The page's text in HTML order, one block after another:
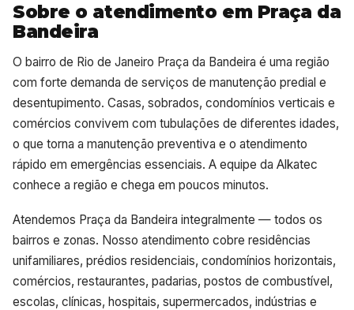
Sobre o atendimento em Praça da
Bandeira
O bairro de Rio de Janeiro Praça da Bandeira é uma região
com forte demanda de serviços de manutenção predial e
desentupimento. Casas, sobrados, condomínios verticais e
comércios convivem com tubulações de diferentes idades,
o que torna a manutenção preventiva e o atendimento
rápido em emergências essenciais. A equipe da Alkatec
conhece a região e chega em poucos minutos.
Atendemos Praça da Bandeira integralmente — todos os
bairros e zonas. Nosso atendimento cobre residências
unifamiliares, prédios residenciais, condomínios horizontais,
comércios, restaurantes, padarias, postos de combustível,
escolas, clínicas, hospitais, supermercados, indústrias e